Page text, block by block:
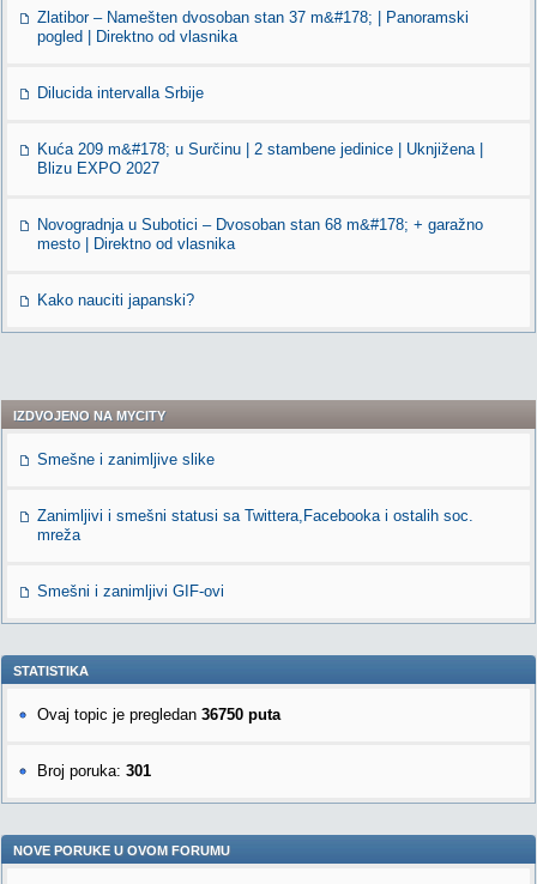
Zlatibor – Namešten dvosoban stan 37 m&#178; | Panoramski
pogled | Direktno od vlasnika
Dilucida intervalla Srbije
Kuća 209 m&#178; u Surčinu | 2 stambene jedinice | Uknjižena |
Blizu EXPO 2027
Novogradnja u Subotici – Dvosoban stan 68 m&#178; + garažno
mesto | Direktno od vlasnika
Kako nauciti japanski?
IZDVOJENO NA MYCITY
Smešne i zanimljive slike
Zanimljivi i smešni statusi sa Twittera,Facebooka i ostalih soc.
mreža
Smešni i zanimljivi GIF-ovi
STATISTIKA
Ovaj topic je pregledan 36750 puta
Broj poruka: 301
NOVE PORUKE U OVOM FORUMU